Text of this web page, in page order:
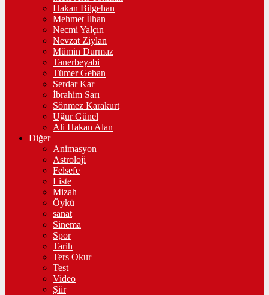
Hakan Bilgehan
Mehmet İlhan
Necmi Yalçın
Nevzat Ziylan
Mümin Durmaz
Tanerbeyabi
Tümer Geban
Serdar Kar
İbrahim Sarı
Sönmez Karakurt
Uğur Günel
Ali Hakan Alan
Diğer
Animasyon
Astroloji
Felsefe
Liste
Mizah
Öykü
sanat
Sinema
Spor
Tarih
Ters Okur
Test
Video
Şiir